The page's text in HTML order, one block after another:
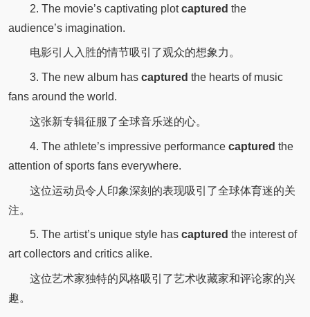
2. The movie’s captivating plotcaptured the
audience’s imagination.
电影引人入胜的情节吸引了观众的想象力。
3. The new album has captured the hearts of music
fans around the world.
这张新专辑征服了全球音乐迷的心。
4. The athlete’s impressive performance captured the
attention of sports fans everywhere.
这位运动员令人印象深刻的表现吸引了全球体育迷的关
注。
5. The artist’s unique style has captured the interest of
art collectors and critics alike.
这位艺术家独特的风格吸引了艺术收藏家和评论家的兴
趣。